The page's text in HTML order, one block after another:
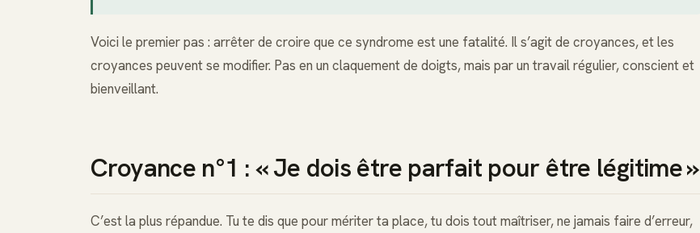
Voici le premier pas : arrêter de croire que ce syndrome est une fatalité. Il s’agit de croyances, et les
croyances peuvent se modifier. Pas en un claquement de doigts, mais par un travail régulier, conscient et
bienveillant.
Croyance n°1 : « Je dois être parfait pour être légitime »
C’est la plus répandue. Tu te dis que pour mériter ta place, tu dois tout maîtriser, ne jamais faire d’erreur,